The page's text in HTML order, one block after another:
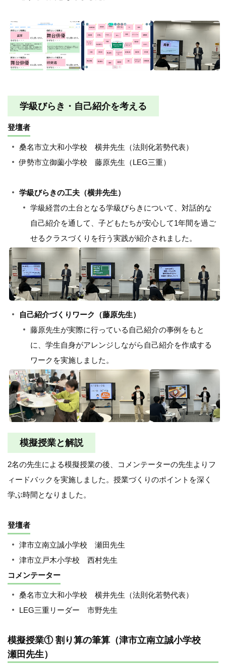
学級びらき・自己紹介を考える
登壇者
桑名市立大和小学校 横井先生（法則化若勢代表）
伊勢市立御薗小学校 藤原先生（LEG三重）
学級びらきの工夫（横井先生）
学級経営の土台となる学級びらきについて、対話的な
自己紹介を通して、子どもたちが安心して1年間を過ご
せるクラスづくりを行う実践が紹介されました。
自己紹介づくりワーク（藤原先生）
藤原先生が実際に行っている自己紹介の事例をもと
に、学生自身がアレンジしながら自己紹介を作成する
ワークを実施しました。
模擬授業と解説
2名の先生による模擬授業の後、コメンテーターの先生よりフ
ィードバックを実施しました。授業づくりのポイントを深く
学ぶ時間となりました。
登壇者
津市立南立誠小学校 瀬田先生
津市立戸木小学校 西村先生
コメンテーター
桑名市立大和小学校 横井先生（法則化若勢代表）
LEG三重リーダー 市野先生
模擬授業① 割り算の筆算（津市立南立誠小学校
瀬田先生）